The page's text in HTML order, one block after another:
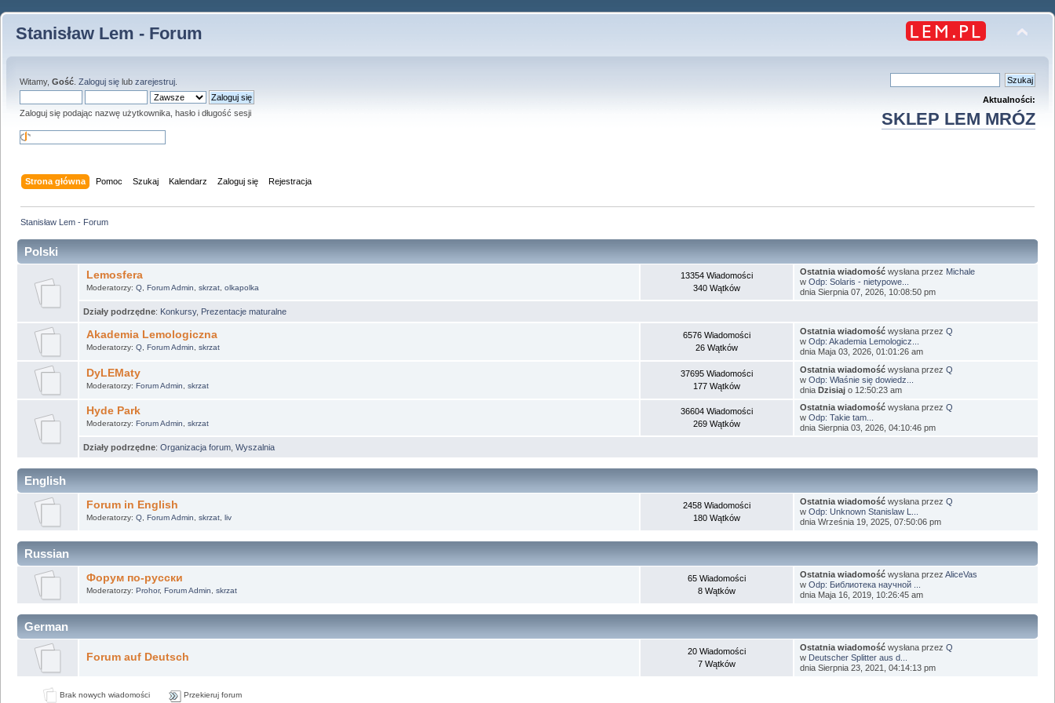
Stanisław Lem - Forum
Witamy, Gość Zaloguj się lub zarejestruj
Zaloguj się podając nazwę użytkownika, hasło i długość sesji
Aktualności:
SKLEP LEM MRÓZ
Strona główna Pomoc Szukaj Kalendarz Zaloguj się Rejestracja
Stanisław Lem - Forum
Polski
Lemosfera
Moderatorzy: Q, Forum Admin skrzat, olkapolka
13354 Wiadomości
340 Wątków
Ostatnia wiadomość wysłana przez Michale
wOdp: Solaris - nietypowe...
dnia Sierpnia 07, 2026, 10:08:50 pm
Działy podrzędne: Konkursy, Prezentacje maturalne
Akademia Lemologiczna
Moderatorzy: Q, Forum Admin skrzat
6576 Wiadomości
26 Wątków
Ostatnia wiadomość wysłana przezQ
wOdp: Akademia Lemologicz...
dnia Maja 03, 2026, 01:01:26 am
DyLEMaty
Moderatorzy: Forum Admin skrzat
37695 Wiadomości
177 Wątków
Ostatnia wiadomość wysłana przezQ
wOdp: Właśnie się dowiedz...
dniaDzisiaj o 12:50:23 am
Hyde Park
Moderatorzy: Forum Admin skrzat
36604 Wiadomości
269 Wątków
Ostatnia wiadomość wysłana przezQ
wOdp: Takie tam...
dnia Sierpnia 03, 2026, 04:10:46 pm
Działy podrzędne: Organizacja forum Wyszalnia
English
Forum in English
Moderatorzy: Q, Forum Admin skrzat, liv
2458 Wiadomości
180 Wątków
Ostatnia wiadomość wysłana przezQ
wOdp: Unknown Stanislaw L...
dnia Września 19, 2025, 07:50:06 pm
Russian
Форум по-русски
Moderatorzy: Prohor, Forum Admin skrzat
65 Wiadomości
8 Wątków
Ostatnia wiadomość wysłana przezAliceVas
wOdp: Библиотека научной ...
dnia Maja 16, 2019, 10:26:45 am
German
Forum auf Deutsch
20 Wiadomości
7 Wątków
Ostatnia wiadomość wysłana przezQ
w Deutscher Splitter aus d...
dnia Sierpnia 23, 2021, 04:14:13 pm
Brak nowych wiadomości Przekieruj forum